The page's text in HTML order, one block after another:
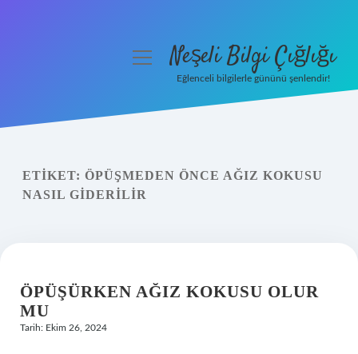
Yasal Uyarı
menüyüNeşeli Bilgi Çığlığı
Eğlenceli bilgilerle gününü şenlendir!
ETIKET: ÖPÜŞMEDEN ÖNCE AĞIZ KOKUSU
NASIL GIDERILIR
ÖPÜŞÜRKEN AĞIZ KOKUSU OLUR
MU
Tarih: Ekim 26, 2024